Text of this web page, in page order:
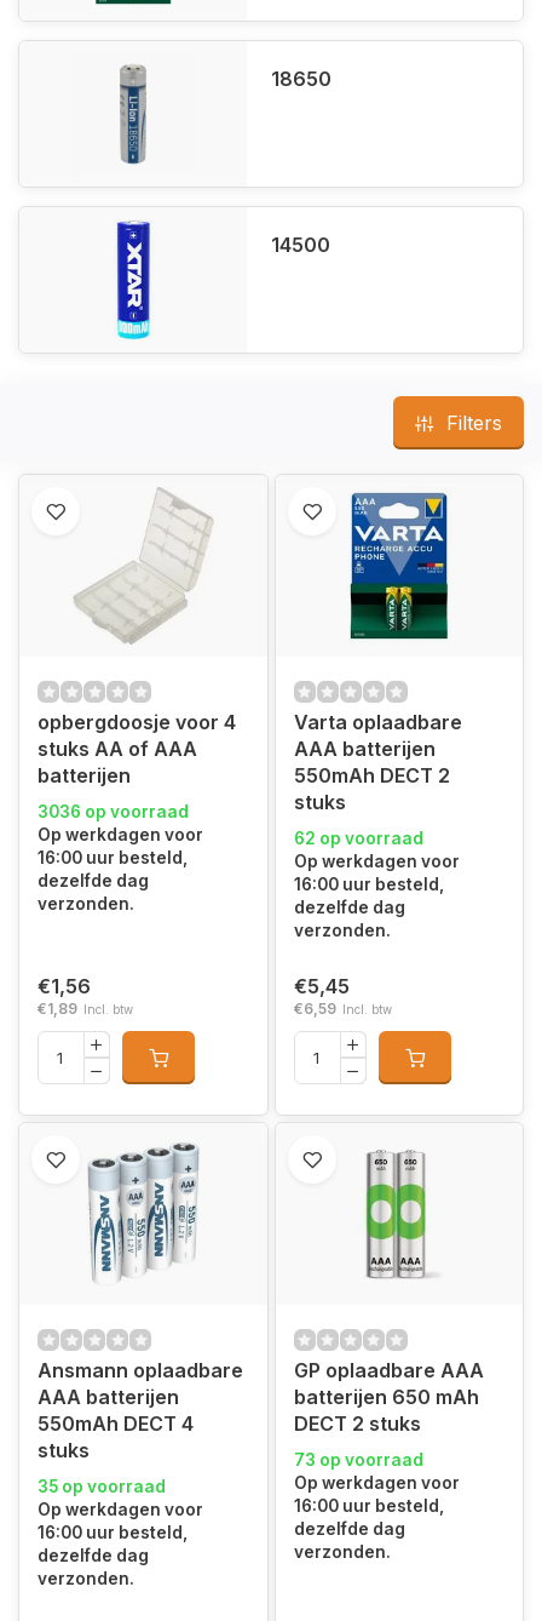
18650
14500
Filters
opbergdoosje voor 4
stuks AA of AAA
batterijen
3036 op voorraad
Op werkdagen voor
16:00 uur besteld,
dezelfde dag
verzonden.
€1,56
€1,89 Incl. btw
Varta oplaadbare
AAA batterijen
550mAh DECT 2
stuks
62 op voorraad
Op werkdagen voor
16:00 uur besteld,
dezelfde dag
verzonden.
€5,45
€6,59 Incl. btw
Ansmann oplaadbare
AAA batterijen
550mAh DECT 4
stuks
35 op voorraad
Op werkdagen voor
16:00 uur besteld,
dezelfde dag
verzonden.
GP oplaadbare AAA
batterijen 650 mAh
DECT 2 stuks
73 op voorraad
Op werkdagen voor
16:00 uur besteld,
dezelfde dag
verzonden.